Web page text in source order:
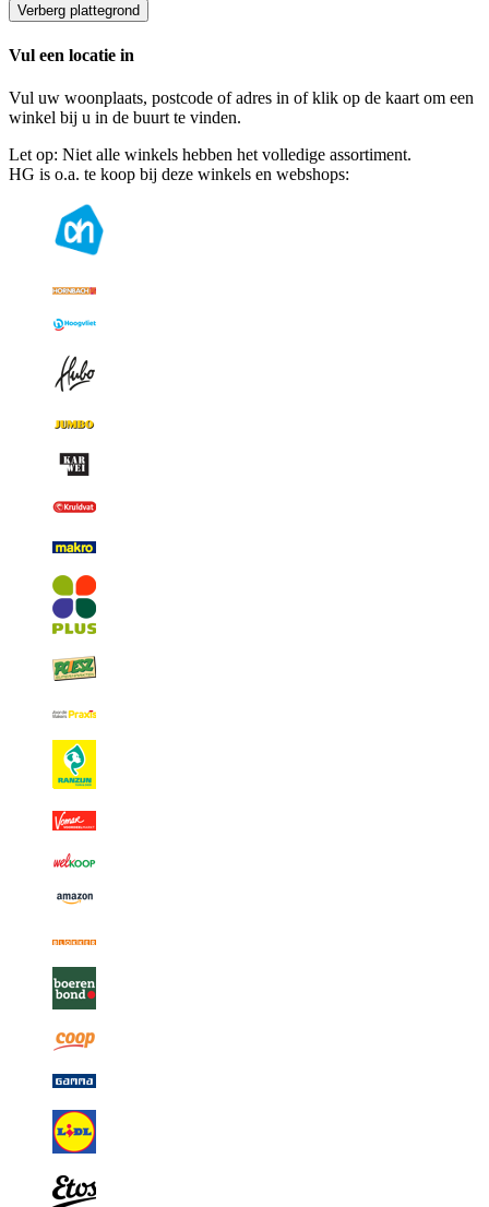
Verberg plattegrond
Vul een locatie in
Vul uw woonplaats, postcode of adres in of klik op de kaart om een
winkel bij u in de buurt te vinden.
Let op: Niet alle winkels hebben het volledige assortiment.
HG is o.a. te koop bij deze winkels en webshops: